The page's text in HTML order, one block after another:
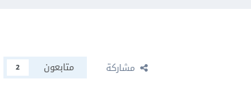
مشاركة متابعون 2